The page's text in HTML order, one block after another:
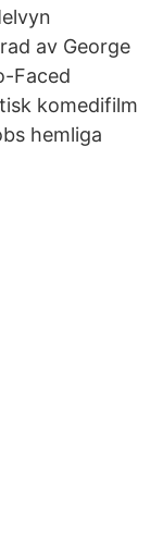
av George
Faced
komedifilm
hemliga